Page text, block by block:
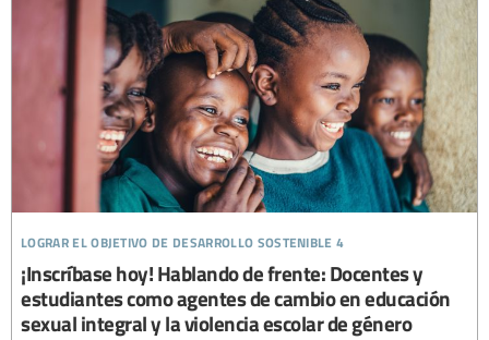
lograr el objetivo de desarrollo sostenible 4
¡Inscríbase hoy! Hablando de frente: Docentes y
estudiantes como agentes de cambio en educación
sexual integral y la violencia escolar de género